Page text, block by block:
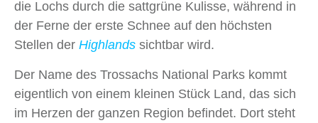
die Lochs durch die sattgrüne Kulisse, während in
der Ferne der erste Schnee auf den höchsten
Stellen der Highlands sichtbar wird.
Der Name des Trossachs National Parks kommt
eigentlich von einem kleinen Stück Land, das sich
im Herzen der ganzen Region befindet. Dort steht